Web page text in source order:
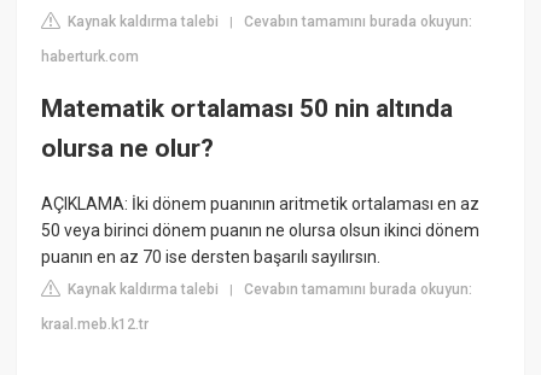
Kaynak kaldırma talebi |Cevabın tamamını burada okuyun:
haberturk.com
Matematik ortalaması 50 nin altında
olursa ne olur?
AÇIKLAMA: İki dönem puanının aritmetik ortalaması en az
50 veya birinci dönem puanın ne olursa olsun ikinci dönem
puanın en az 70 ise dersten başarılı sayılırsın.
Kaynak kaldırma talebi |Cevabın tamamını burada okuyun:
kraal.meb.k12.tr